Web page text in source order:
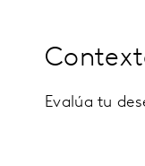
Evalúa tu